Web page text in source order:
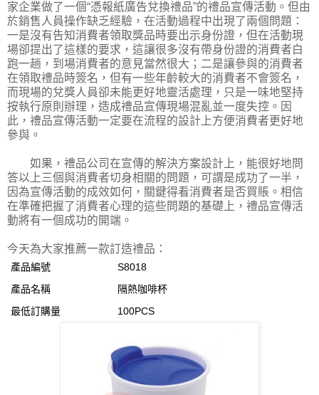
家企業做了一個“憑報紙廣告兌換禮品”的禮品宣傳活動。但由
於銷售人員操作缺乏經驗，在活動過程中出現了兩個問題：
一是沒有告知消費者領取獎品時要出示身份證，但在活動現
場卻提出了這樣的要求，這讓很多沒有帶身份證的消費者白
跑一趟，到場消費者的意見當然很大；二是讓參與的消費者
在領取禮品時簽名，但有一些年齡較大的消費者不會簽名，
而現場的兌獎人員卻未能更好地靈活處理，只是一味地堅持
按執行原則辦理，造成禮品宣傳現場混亂並一度失控。因
此，禮品宣傳活動一定要在流程的設計上方便消費者更好地
參與。
如果，禮品公司在宣傳的解決方案設計上，能很好地問
答以上三個與消費者切身相關的問題，可謂是成功了一半，
因為宣傳活動的成效如何，關鍵得看消費者是否買賬。相信
在準確把握了消費者心理的這些問題的基礎上，禮品宣傳活
動將有一個成功的開端。
今天為大家推薦一款訂造禮品：
產品編號
S8018
產品名稱
隔熱咖啡杯
最低訂購量
100PCS